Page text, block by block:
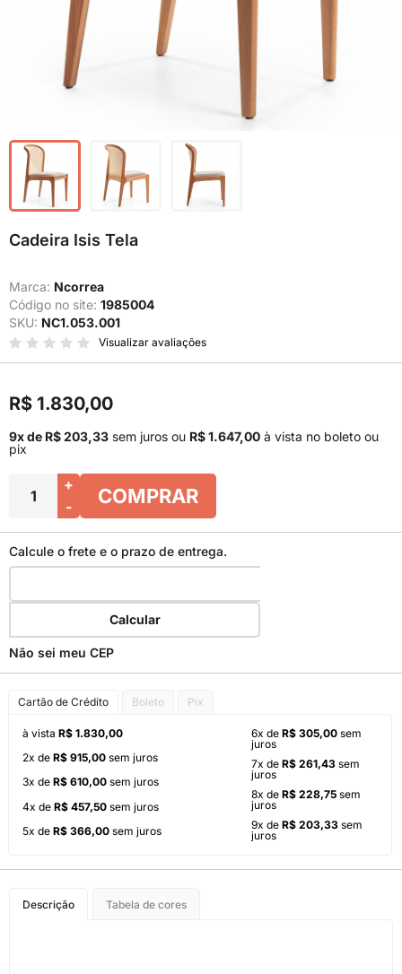
Cadeira Isis Tela
Marca: Ncorrea
Código no site: 1985004
SKU: NC1.053.001
Visualizar avaliações
R$ 1.830,00
9x de R$ 203,33 sem juros ou R$ 1.647,00 à vista no boleto ou
pix
+
-
COMPRAR
Calcule o frete e o prazo de entrega.
Calcular
Não sei meu CEP
Cartão de Crédito Boleto Pix
à vista R$ 1.830,00
2x de R$ 915,00 sem juros
3x de R$ 610,00 sem juros
4x de R$ 457,50 sem juros
5x de R$ 366,00 sem juros
6x de R$ 305,00 sem
juros
7x de R$ 261,43 sem
juros
8x de R$ 228,75 sem
juros
9x de R$ 203,33 sem
juros
Descrição Tabela de cores